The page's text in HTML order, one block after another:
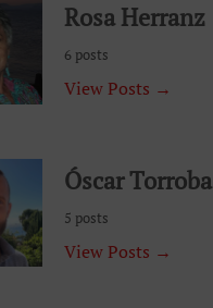
Rosa Herranz
6 posts
View Posts →
Óscar Torroba
5 posts
View Posts →